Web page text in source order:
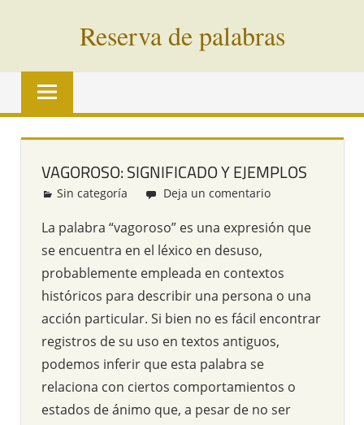
Reserva de palabras
Palabras
vías
todo
mundo
VAGOROSO: SIGNIFICADO Y EJEMPLOS
Redacción
Sin categoría Deja un comentario
La palabra “vagoroso” es una expresión que
se encuentra en el léxico en desuso,
probablemente empleada en contextos
históricos para describir una persona o una
acción particular. Si bien no es fácil encontrar
registros de su uso en textos antiguos,
podemos inferir que esta palabra se
relaciona con ciertos comportamientos o
estados de ánimo que, a pesar de no ser